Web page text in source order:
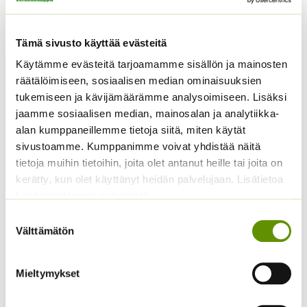
Tämä sivusto käyttää evästeitä
Käytämme evästeitä tarjoamamme sisällön ja mainosten
räätälöimiseen, sosiaalisen median ominaisuuksien
tukemiseen ja kävijämäärämme analysoimiseen. Lisäksi
jaamme sosiaalisen median, mainosalan ja analytiikka-
alan kumppaneillemme tietoja siitä, miten käytät
sivustoamme. Kumppanimme voivat yhdistää näitä
tietoja muihin tietoihin, joita olet antanut heille tai joita on
kerätty, kun olet käyttänyt heidän palvelujaan. Lisätietoa
valinta
Välttämätön
Mieltymykset
Kääpiöauringonkukka
Pacino Mix
Tarhakehäkukka Bon
Bon sekoitus